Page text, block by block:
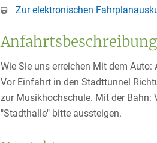
Zur elektronischen
Anfahrtsbeschreibung
Wie Sie uns erreichen Mit dem
Vor Einfahrt in den Stadttunnel
zur Musikhochschule. Mit der Bahn:
"Stadthalle" bitte aussteigen.